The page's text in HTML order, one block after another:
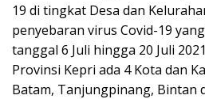
19 di tingkat Desa dan
penyebaran virus Covid-19
tanggal 6 Juli hingga 20 Juli
Provinsi Kepri ada 4 Kota dan
Batam, Tanjungpinang, Bintan